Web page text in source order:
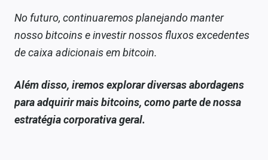
No futuro, continuaremos planejando manter
nosso bitcoins e investir nossos fluxos excedentes
de caixa adicionais em bitcoin.
Além disso, iremos explorar diversas abordagens
para adquirir mais bitcoins, como parte de nossa
estratégia corporativa geral.